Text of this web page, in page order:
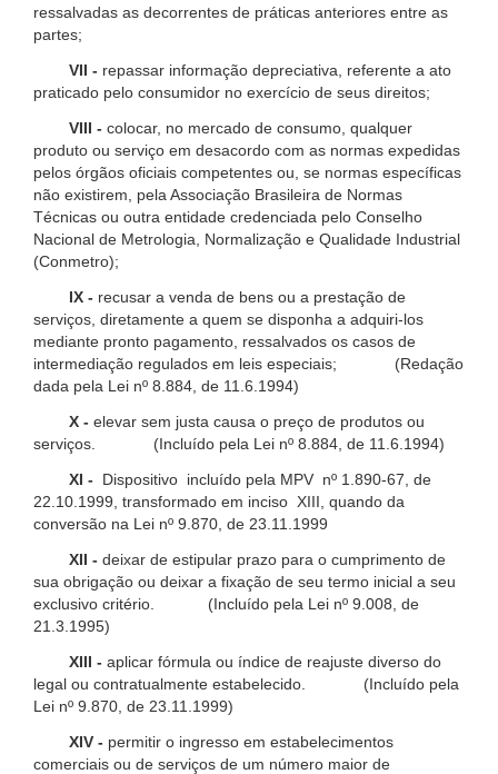
ressalvadas as decorrentes de práticas anteriores entre as
partes;
VII - repassar informação depreciativa, referente a ato
praticado pelo consumidor no exercício de seus direitos;
VIII - colocar, no mercado de consumo, qualquer
produto ou serviço em desacordo com as normas expedidas
pelos órgãos oficiais competentes ou, se normas específicas
não existirem, pela Associação Brasileira de Normas
Técnicas ou outra entidade credenciada pelo Conselho
Nacional de Metrologia, Normalização e Qualidade Industrial
(Conmetro);
IX - recusar a venda de bens ou a prestação de
serviços, diretamente a quem se disponha a adquiri-los
mediante pronto pagamento, ressalvados os casos de
intermediação regulados em leis especiais; (Redação
dada pela Lei nº 8.884, de 11.6.1994)
X - elevar sem justa causa o preço de produtos ou
serviços. (Incluído pela Lei nº 8.884, de 11.6.1994)
XI -
Dispositivo incluído pela MPV nº 1.890-67, de
22.10.1999, transformado em inciso XIII, quando da
conversão na Lei nº 9.870, de 23.11.1999
XII - deixar de estipular prazo para o cumprimento de
sua obrigação ou deixar a fixação de seu termo inicial a seu
exclusivo critério. (Incluído pela Lei nº 9.008, de
21.3.1995)
XIII - aplicar fórmula ou índice de reajuste diverso do
legal ou contratualmente estabelecido. (Incluído pela
Lei nº 9.870, de 23.11.1999)
XIV - permitir o ingresso em estabelecimentos
comerciais ou de serviços de um número maior de